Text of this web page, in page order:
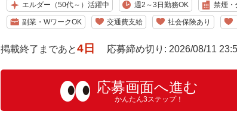
エルダー（50代～）活躍中 週2～3日勤務OK 禁煙・
副業・WワークOK 交通費支給 社会保険あり
掲載終了まであと4日 応募締め切り: 2026/08/11
応募画面へ進む
かんたん3ステップ！